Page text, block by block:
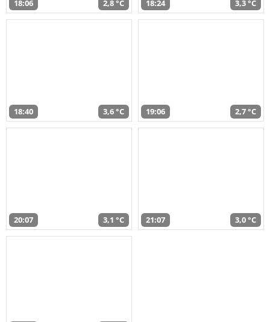
18:06 2,8 °C 18:24 3,3 °C
18:40 3,6 °C 19:06 2,7 °C
20:07 3,1 °C 21:07 3,0 °C